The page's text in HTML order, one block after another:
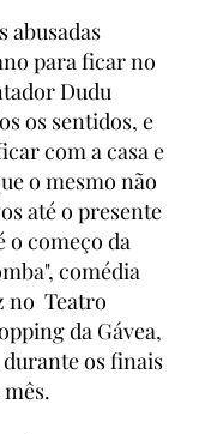
abusadas
para ficar no
Dudu
os sentidos, e
com a casa e
o mesmo não
até o presente
o começo da
comédia
Teatro
da Gávea,
os finais